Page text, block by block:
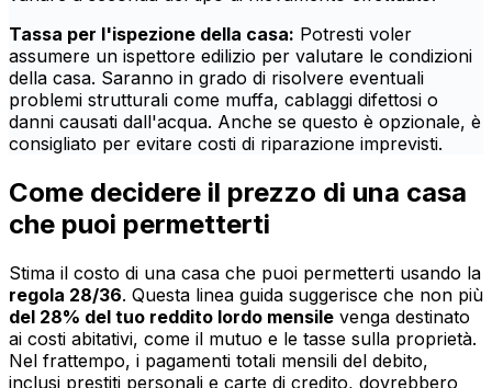
Tassa per l'ispezione della casa: Potresti voler
assumere un ispettore edilizio per valutare le condizioni
della casa. Saranno in grado di risolvere eventuali
problemi strutturali come muffa, cablaggi difettosi o
danni causati dall'acqua. Anche se questo è opzionale, è
consigliato per evitare costi di riparazione imprevisti.
Come decidere il prezzo di una casa
che puoi permetterti
Stima il costo di una casa che puoi permetterti usando la
regola 28/36. Questa linea guida suggerisce che non più
del 28% del tuo reddito lordo mensile venga destinato
ai costi abitativi, come il mutuo e le tasse sulla proprietà.
Nel frattempo, i pagamenti totali mensili del debito,
inclusi prestiti personali e carte di credito, dovrebbero